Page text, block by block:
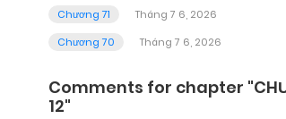
Chương 71
Tháng 7 6, 2026
Chương 70
Tháng 7 6, 2026
Comments for chapter
12"